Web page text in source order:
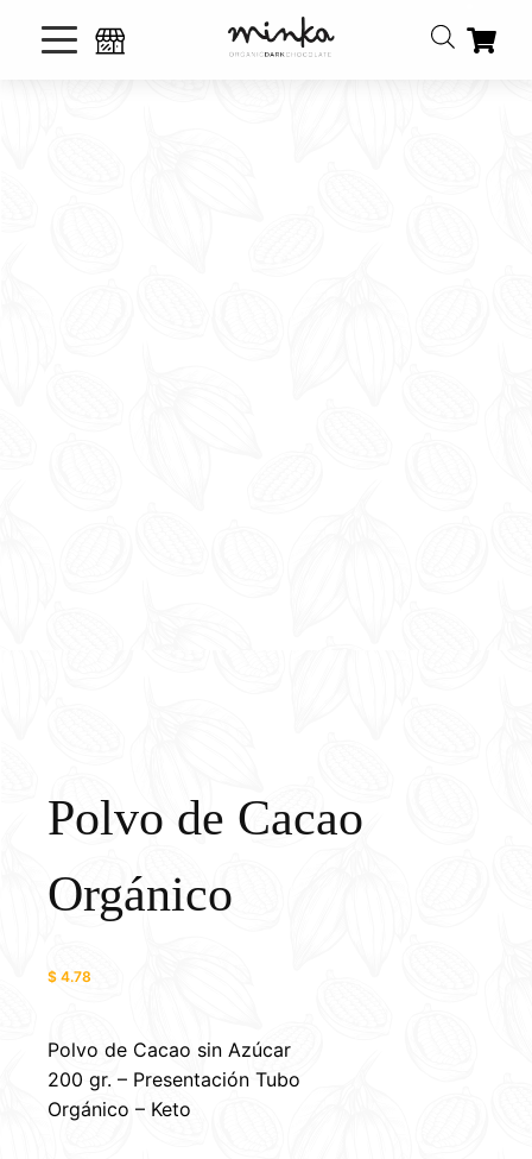
Polvo de Cacao
Orgánico
$ 4.78
Polvo de Cacao sin Azúcar
200 gr. – Presentación Tubo
Orgánico – Keto